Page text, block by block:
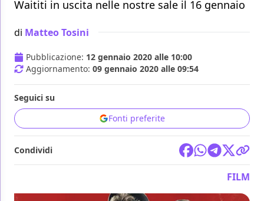
Waititi in uscita nelle nostre sale il 16 gennaio
di Matteo Tosini
Pubblicazione: 12 gennaio 2020 alle 10:00
Aggiornamento: 09 gennaio 2020 alle 09:54
Seguici su
Fonti preferite
Condividi
FILM